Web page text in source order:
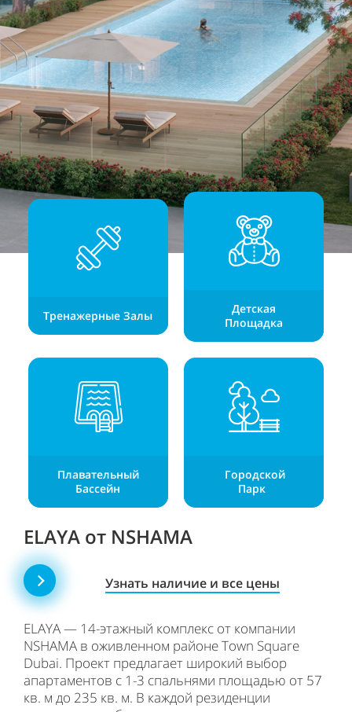
Тренажерные Залы
Детская
Площадка
Плавательный
Бассейн
Городской
Парк
ELAYA от NSHAMA
Узнать наличие и все цены
ELAYA — 14-этажный комплекс от компании
NSHAMA в оживленном районе Town Square
Dubai. Проект предлагает широкий выбор
апартаментов с 1-3 спальнями площадью от 57
кв. м до 235 кв. м. В каждой резиденции